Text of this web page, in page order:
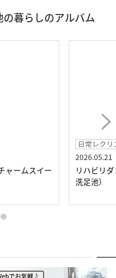
暮らしのアルバム
ャームスイー
日常レク
2026.05.21
リハビリ
洗足池）